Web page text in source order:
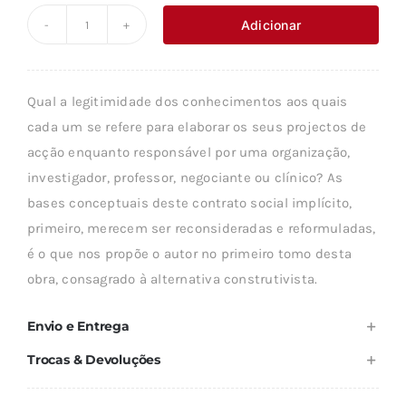
original
era:
é:
CONSTRUTIVISMO
VOL.
(DAS
Adicionar
Qual a legitimidade dos conhecimentos aos quais
cada um se refere para elaborar os seus projectos de
acção enquanto responsável por uma organização,
investigador, professor, negociante ou clínico? As
bases conceptuais deste contrato social implícito,
primeiro, merecem ser reconsideradas e reformuladas,
é o que nos propõe o autor no primeiro tomo desta
obra, consagrado à alternativa construtivista.
Envio e Entrega
Trocas & Devoluções